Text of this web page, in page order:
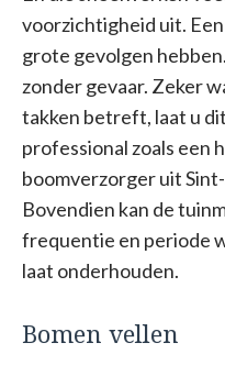
voorzichtigheid uit.
grote gevolgen
zonder gevaar. Zeker
takken betreft, laat u
professional zoals een
boomverzorger uit
Bovendien kan de
frequentie en periode
laat onderhouden.
Bomen vellen